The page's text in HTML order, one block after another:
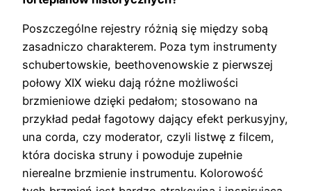
Poszczególne rejestry różnią się między sobą
zasadniczo charakterem. Poza tym instrumenty
schubertowskie, beethovenowskie z pierwszej
połowy XIX wieku dają różne możliwości
brzmieniowe dzięki pedałom; stosowano na
przykład pedał fagotowy dający efekt perkusyjny,
una corda, czy moderator, czyli listwę z filcem,
która dociska struny i powoduje zupełnie
nierealne brzmienie instrumentu. Kolorowość